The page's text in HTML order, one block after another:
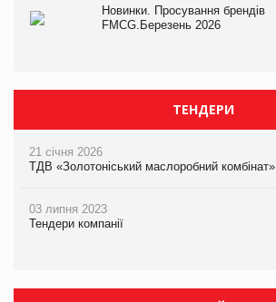
Новинки. Просування брендів
FMCG.Березень 2026
ТЕНДЕРИ
21 січня 2026
ТДВ «Золотоніський маслоробний комбінат»
03 липня 2023
Тендери компанії